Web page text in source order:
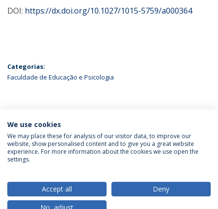
DOI: https://dx.doi.org/10.1027/1015-5759/a000364
Categorias:
Faculdade de Educação e Psicologia
ÚLTIMAS NOTÍCIAS
Política de Privacidade
Termos & Condições
We use cookies
We may place these for analysis of our visitor data, to improve our
website, show personalised content and to give you a great website
experience. For more information about the cookies we use open the
settings.
Accept all
Deny